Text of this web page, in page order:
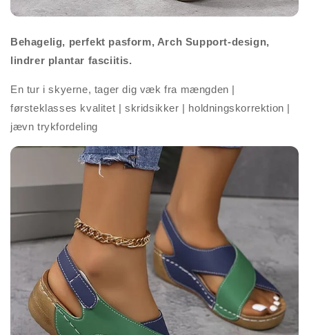
Behagelig, perfekt pasform, Arch Support-design,
lindrer plantar fasciitis.
En tur i skyerne, tager dig væk fra mængden |
førsteklasses kvalitet | skridsikker | holdningskorrektion |
jævn trykfordeling